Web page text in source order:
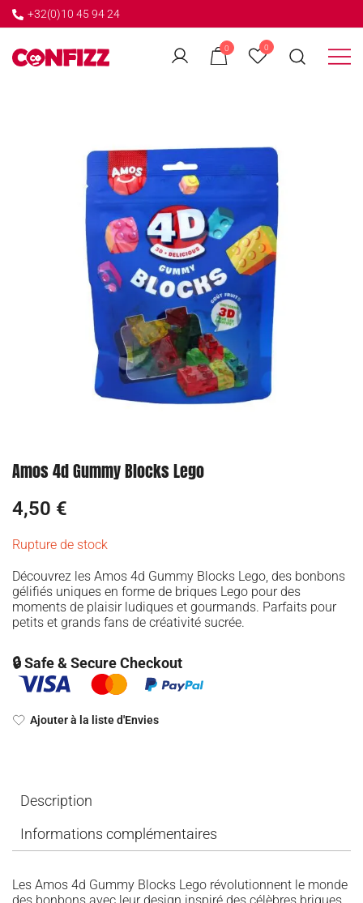
+32(0)10 45 94 24
0 0
← GO BACK
Amos 4d Gummy Blocks Lego
4,50 €
Rupture de stock
Découvrez les Amos 4d Gummy Blocks Lego, des bonbons
gélifiés uniques en forme de briques Lego pour des
moments de plaisir ludiques et gourmands. Parfaits pour
petits et grands fans de créativité sucrée.
🔒 Safe & Secure Checkout
Ajouter à la liste d'Envies
Description
Informations complémentaires
Les Amos 4d Gummy Blocks Lego révolutionnent le monde